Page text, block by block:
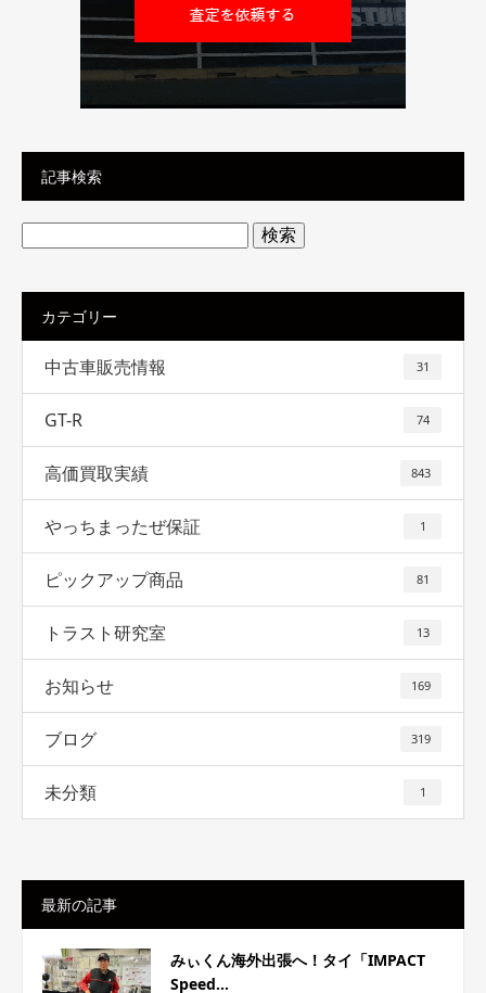
記事検索
検
索:
カテゴリー
中古車販売情報 31
GT-R 74
高価買取実績 843
やっちまったぜ保証 1
ピックアップ商品 81
トラスト研究室 13
お知らせ 169
ブログ 319
未分類 1
最新の記事
みぃくん海外出張へ！タイ「IMPACT
Speed...